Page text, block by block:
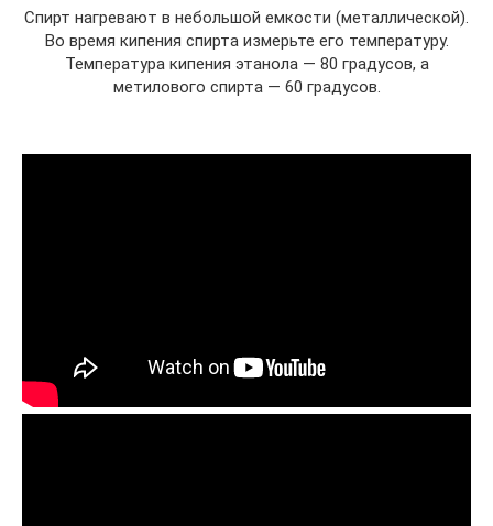
Спирт нагревают в небольшой емкости (металлической).
Во время кипения спирта измерьте его температуру.
Температура кипения этанола — 80 градусов, а
метилового спирта — 60 градусов.